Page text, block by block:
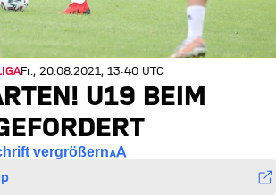
Fr., 20.08.2021, 13:40 UTC
U19 BEIM
vergrößern